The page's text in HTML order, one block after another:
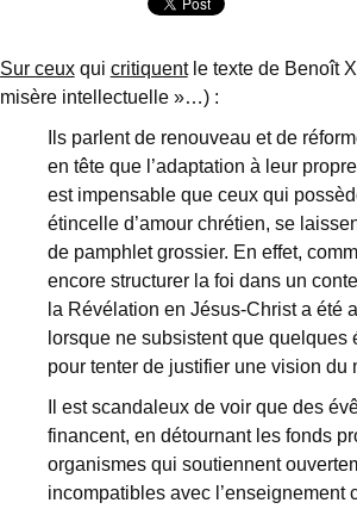
Sur ceuxqui critiquentle texte de Benoît
misère intellectuelle »…) :
Ils parlent de renouveau et de
en tête que l’adaptation à leur
est impensable que ceux qui
étincelle d’amour chrétien, se
de pamphlet grossier. En effet,
encore structurer la foi dans un
la Révélation en Jésus-Christ a été
lorsque ne subsistent que quelques
pour tenter de justifier une vision du
Il est scandaleux de voir que des
financent, en détournant les fonds
organismes qui soutiennent
incompatibles avec l’enseignement